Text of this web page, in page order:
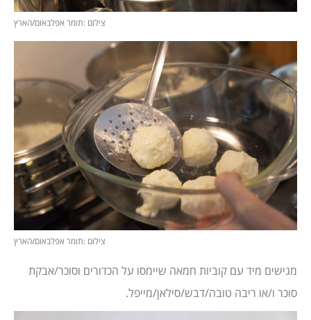
צילום :תומר אפלבאום/הארץ
צילום :תומר אפלבאום/הארץ
מגישים מיד עם קוביות חמאה שיימסו על הכדורים וסוכר/אבקת
סוכר ו/או ריבה טובה/דבש/סילאן/מייפל.